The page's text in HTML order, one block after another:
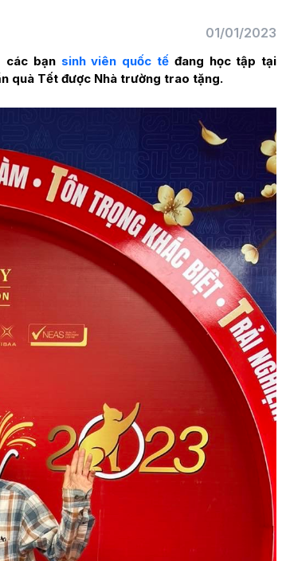
01/01/2023
các bạn sinh viên quốc tế đang học tập tại
quà Tết được Nhà trường trao tặng.